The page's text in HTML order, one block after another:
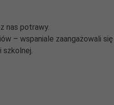
nas potrawy.
– wspaniale zaangażowali